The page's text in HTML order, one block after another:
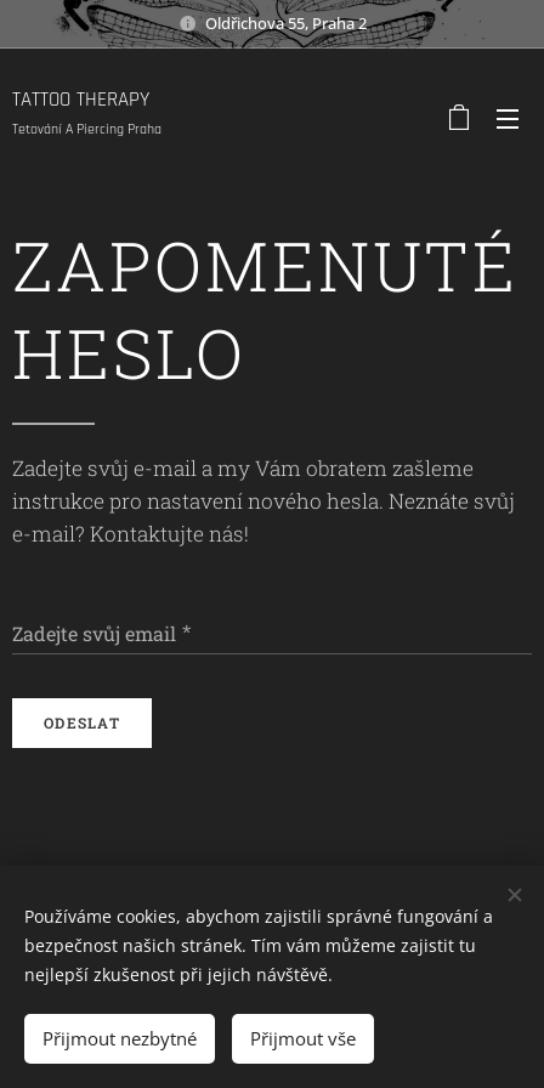
Oldřichova 55, Praha 2
TATTOO THERAPY
Tetování A Piercing Praha
ZAPOMENUTÉ
HESLO
Zadejte svůj e-mail a my Vám obratem zašleme
instrukce pro nastavení nového hesla. Neznáte svůj
e-mail? Kontaktujte nás!
Zadejte svůj email
ODESLAT
Obchodní podmínky
GDPR
Cookies
Čeština
English
Používáme cookies, abychom zajistili správné fungování a
bezpečnost našich stránek. Tím vám můžeme zajistit tu
nejlepší zkušenost při jejich návštěvě.
Přijmout nezbytné Přijmout vše